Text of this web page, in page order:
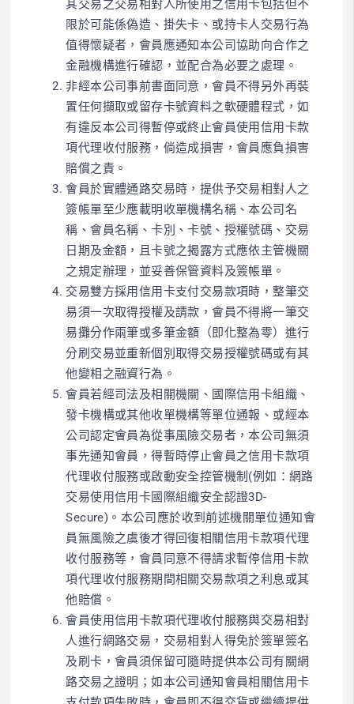
其交易之交易相對人所使用之信用卡包括但不
限於可能係偽造、掛失卡、或持卡人交易行為
值得懷疑者，會員應通知本公司協助向合作之
金融機構進行確認，並配合為必要之處理。
非經本公司事前書面同意，會員不得另外再裝
置任何擷取或留存卡號資料之軟硬體程式，如
有違反本公司得暫停或終止會員使用信用卡款
項代理收付服務，倘造成損害，會員應負損害
賠償之責。
會員於實體通路交易時，提供予交易相對人之
簽帳單至少應載明收單機構名稱、本公司名
稱、會員名稱、卡別、卡號、授權號碼、交易
日期及金額，且卡號之揭露方式應依主管機關
之規定辦理，並妥善保管資料及簽帳單。
交易雙方採用信用卡支付交易款項時，整筆交
易須一次取得授權及請款，會員不得將一筆交
易攤分作兩筆或多筆金額（即化整為零）進行
分刷交易並重新個別取得交易授權號碼或有其
他變相之融資行為。
會員若經司法及相關機關、國際信用卡組織、
發卡機構或其他收單機構等單位通報、或經本
公司認定會員為從事風險交易者，本公司無須
事先通知會員，得暫時停止會員之信用卡款項
代理收付服務或啟動安全控管機制(例如：網路
交易使用信用卡國際組織安全認證3D-
Secure)。本公司應於收到前述機關單位通知會
員無風險之虞後才得回復相關信用卡款項代理
收付服務等，會員同意不得請求暫停信用卡款
項代理收付服務期間相關交易款項之利息或其
他賠償。
會員使用信用卡款項代理收付服務與交易相對
人進行網路交易，交易相對人得免於簽單簽名
及刷卡，會員須保留可隨時提供本公司有關網
路交易之證明；如本公司通知會員相關信用卡